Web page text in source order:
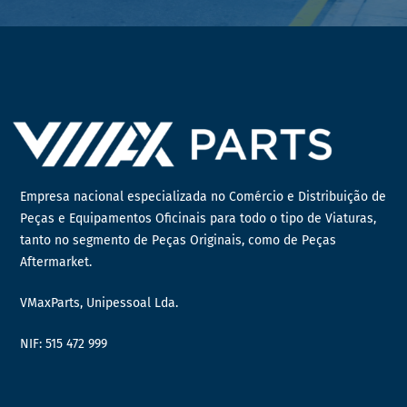
Empresa nacional especializada no Comércio e Distribuição de
Peças e Equipamentos Oficinais para todo o tipo de Viaturas,
tanto no segmento de Peças Originais, como de Peças
Aftermarket.
VMaxParts, Unipessoal Lda.
NIF: 515 472 999